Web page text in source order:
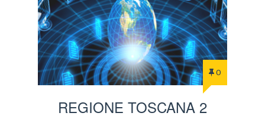
0
REGIONE TOSCANA 2